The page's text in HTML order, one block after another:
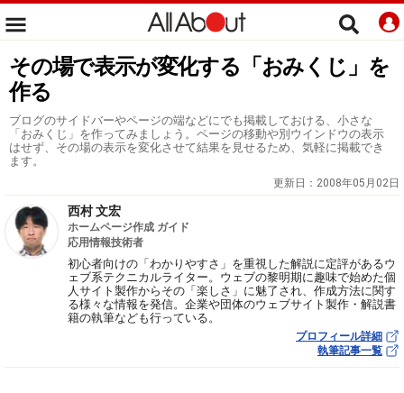
その場で表示が変化する「おみくじ」を
作る
ブログのサイドバーやページの端などにでも掲載しておける、小さな
「おみくじ」を作ってみましょう。ページの移動や別ウインドウの表示
はせず、その場の表示を変化させて結果を見せるため、気軽に掲載でき
ます。
更新日： 2008年05月02日
西村 文宏
ホームページ作成 ガイド
応用情報技術者
初心者向けの「わかりやすさ」を重視した解説に定評があるウ
ェブ系テクニカルライター。ウェブの黎明期に趣味で始めた個
人サイト製作からその「楽しさ」に魅了され、作成方法に関す
る様々な情報を発信。企業や団体のウェブサイト製作・解説書
籍の執筆なども行っている。
プロフィール詳細
執筆記事一覧